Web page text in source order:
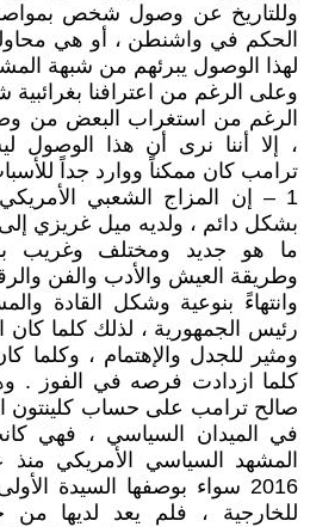
وللتاريخ عن وصول شخص
الحكم في واشنطن ، أو هي
لهذا الوصول يبرئهم من شبهة
وعلى الرغم من اعترافنا
الرغم من استغراب البعض من
، إلا أننا نرى أن هذا الوصول
ترامب كان ممكناً ووارد جداً
1 – إن المزاج الشعبي
بشكل دائم ، ولديه ميل غريزي
ما هو جديد ومختلف وغريب
وطريقة العيش والأدب والفن
وانتهاءً بنوعية وشكل القادة
رئيس الجمهورية ، لذلك كلما كان
ومثير للجدل والإهتمام ، وكلما
كلما ازدادت فرصه في الفوز .
صالح ترامب على حساب كلينتون
في الميدان السياسي ، فهي
2016 سواء بوصفها السيدة
للخارجية ، فلم يعد لديها من